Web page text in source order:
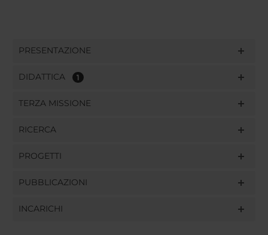
PRESENTAZIONE
DIDATTICA 1
TERZA MISSIONE
RICERCA
PROGETTI
PUBBLICAZIONI
INCARICHI